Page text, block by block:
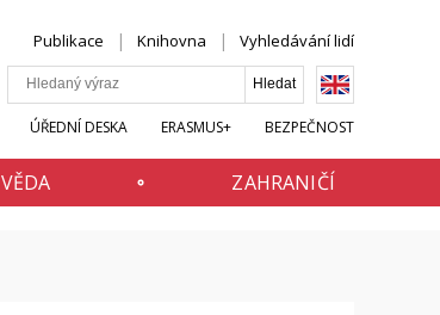
Publikace Knihovna Vyhledávání lidí
ÚŘEDNÍ DESKA ERASMUS+ BEZPEČNOST
VĚDA ZAHRANIČÍ